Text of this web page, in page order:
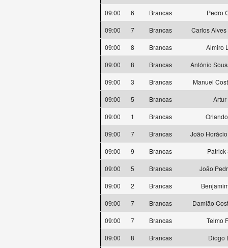
09:00
6 Brancas
Pedro
09:00
7 Brancas
Carlos
09:00
8 Brancas
Almiro
09:00
8 Brancas
António
09:00
3 Brancas
Manuel
09:00
5 Brancas
Artur
09:00
1 Brancas
09:00
7 Brancas
João
09:00
9 Brancas
Patrick
09:00
5 Brancas
João
09:00
2 Brancas
09:00
7 Brancas
Damião
09:00
7 Brancas
Telmo
09:00
8 Brancas
Diogo